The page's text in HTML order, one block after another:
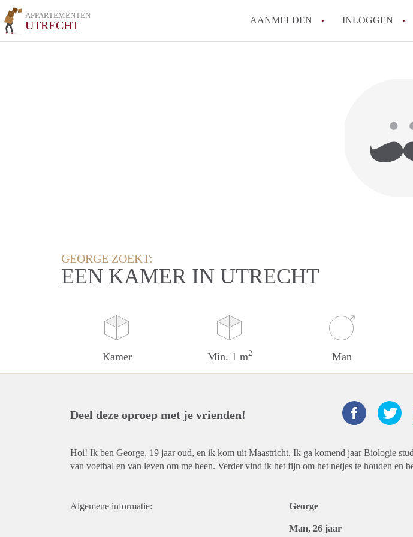
APPARTEMENTEN
UTRECHT AANMELDEN INLOGGEN
Is
GEORGE ZOEKT:
EEN KAMER IN UTRECHT
Kamer Min. 1 m2 Man
Deel deze oproep met je vrienden!
Hoi! Ik ben George, 19 jaar oud, en ik kom uit Maastricht. Ik ga komend jaar Biologie
van voetbal en van leven om me heen. Verder vind ik het fijn om het netjes te houden en
Algemene informatie: George
Man, 26 jaar